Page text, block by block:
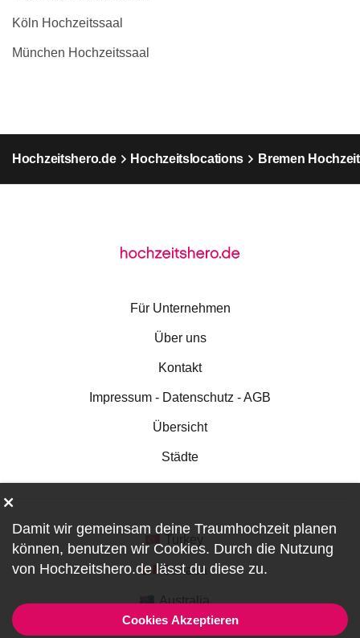
Köln Hochzeitssaal
München Hochzeitssaal
Hochzeitshero.de Hochzeitslocations Bremen
Für Unternehmen
Über uns
Kontakt
Impressum - Datenschutz - AGB
Übersicht
Städte
Canada
Australia
Damit wir gemeinsam deine Traumhochzeit planen
können, benutzen wir Cookies. Durch die Nutzung
von Hochzeitshero.de lässt du diese zu.
Cookies Akzeptieren